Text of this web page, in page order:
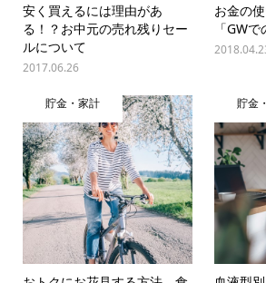
安く買えるには理由があ
る！？お中元の売れ残りセー
ルについて
2017.06.26
お金の
「GW
貯金・家計 貯金